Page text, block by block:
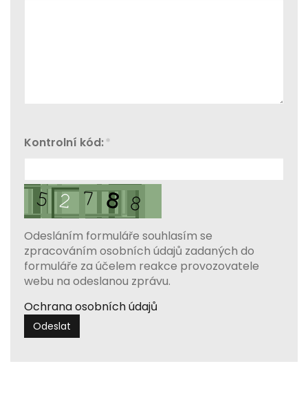
*
Kontrolní kód:
Odesláním formuláře souhlasím se
zpracováním osobních údajů zadaných do
formuláře za účelem reakce provozovatele
webu na odeslanou zprávu.
Ochrana osobních údajů